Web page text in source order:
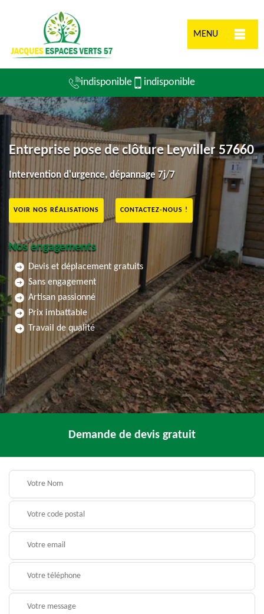
MENU
indisponible indisponible
Entreprise pose de clôture Leyviller 57660
Intervention d'urgence, dépannage 7j/7
VOIR NOS RÉALISATIONS CONTACTEZ-NOUS !
Nos engagements
Devis et déplacement gratuits
Sans engagement
Artisan passionné
Prix imbattable
Travail de qualité
Demande de devis gratuit